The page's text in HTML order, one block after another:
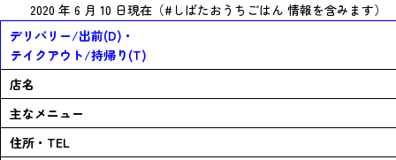
2020 年 6 月 10 日現在（#しばたおうちごはん 情報を含みます）
デリバリー/出前(D)・
テイクアウト/持帰り(T)
店名
主なメニュー
住所・TEL